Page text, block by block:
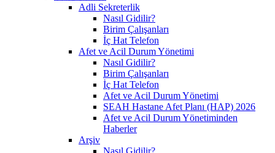
Adli Sekreterlik
Nasıl Gidilir?
Birim Çalışanları
İç Hat Telefon
Afet ve Acil Durum Yönetimi
Nasıl Gidilir?
Birim Çalışanları
İç Hat Telefon
Afet ve Acil Durum Yönetimi
SEAH Hastane Afet Planı (HAP) 2026
Afet ve Acil Durum Yönetiminden
Haberler
Arşiv
Nasıl Gidilir?